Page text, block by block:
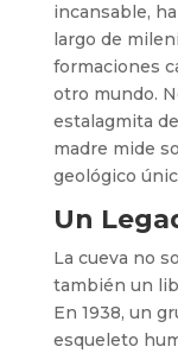
incansable,
largo de
formaciones
otro mundo.
estalagmita
madre mide
geológico
Un
La cueva no
también un
En 1938, un
esqueleto